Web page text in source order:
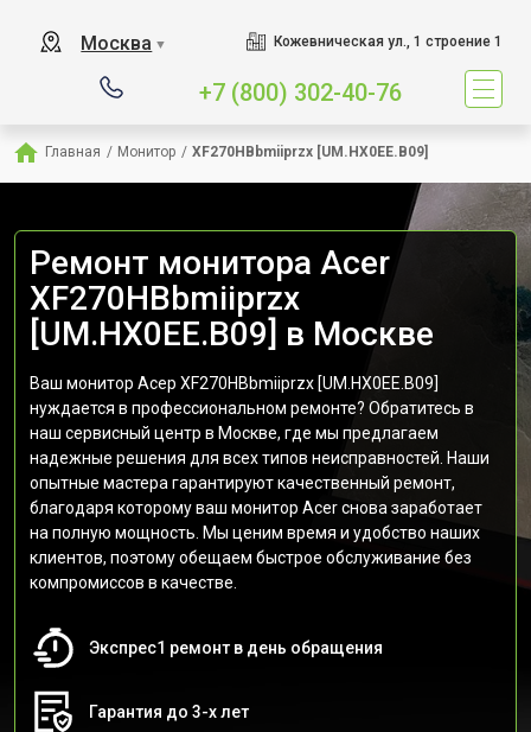
Москва ▼ Кожевническая ул., 1 строение 1
+7 (800) 302-40-76
Главная / Монитор / XF270HBbmiiprzx [UM.HX0EE.B09]
Ремонт монитора Acer
XF270HBbmiiprzx
[UM.HX0EE.B09] в Москве
Ваш монитор Асер XF270HBbmiiprzx [UM.HX0EE.B09]
нуждается в профессиональном ремонте? Обратитесь в
наш сервисный центр в Москве, где мы предлагаем
надежные решения для всех типов неисправностей. Наши
опытные мастера гарантируют качественный ремонт,
благодаря которому ваш монитор Acer снова заработает
на полную мощность. Мы ценим время и удобство наших
клиентов, поэтому обещаем быстрое обслуживание без
компромиссов в качестве.
Экспрес1 ремонт в день обращения
Гарантия до 3-х лет